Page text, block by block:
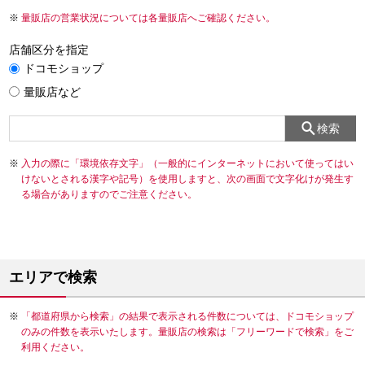
量販店の営業状況については各量販店へご確認ください。
店舗区分を指定
ドコモショップ
量販店など
検索
入力の際に「環境依存文字」（一般的にインターネットにおいて使ってはい
けないとされる漢字や記号）を使用しますと、次の画面で文字化けが発生す
る場合がありますのでご注意ください。
エリアで検索
「都道府県から検索」の結果で表示される件数については、ドコモショップ
のみの件数を表示いたします。量販店の検索は「フリーワードで検索」をご
利用ください。